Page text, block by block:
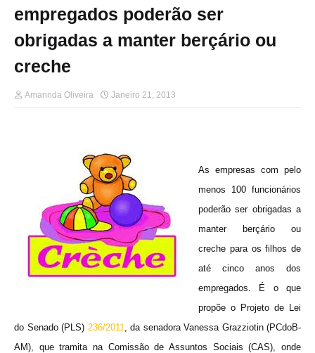
empregados poderão ser
obrigadas a manter berçário ou
creche
Amannda Oliveira Janeiro 21, 2013
As empresas com pelo
menos 100 funcionários
poderão ser obrigadas a
manter berçário ou
creche para os filhos de
até cinco anos dos
empregados. É o que
propõe o Projeto de Lei
do Senado (PLS) 236/2011, da senadora Vanessa Grazziotin (PCdoB-
AM), que tramita na Comissão de Assuntos Sociais (CAS), onde